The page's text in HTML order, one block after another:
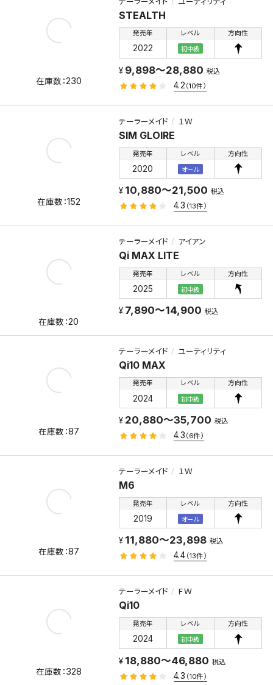
STEALTH
発売年
2022
レベル
初中級
方向性
230
9,898～28,880 税込
4.2 （10件）
テーラーメイド １Ｗ
SIM GLOIRE
発売年
2020
レベル
オール
方向性
152
10,880～21,500 税込
4.3 （13件）
テーラーメイド アイアン
Qi MAX LITE
発売年
2025
レベル
初中級
方向性
20
7,890～14,900 税込
テーラーメイド ユーティリティ
Qi10 MAX
発売年
2024
レベル
初中級
方向性
87
20,880～35,700 税込
4.3 （6件）
テーラーメイド １Ｗ
M6
発売年
2019
レベル
オール
方向性
87
11,880～23,898 税込
4.4（13件）
テーラーメイド ＦＷ
Qi10
発売年
2024
レベル
初中級
方向性
328
18,880～46,880 税込
4.3 （10件）